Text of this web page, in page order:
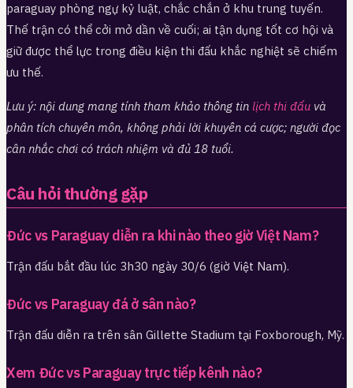
paraguay phòng ngự kỷ luật, chắc chắn ở khu trung tuyến.
Thế trận có thể cởi mở dần về cuối; ai tận dụng tốt cơ hội và
giữ được thể lực trong điều kiện thi đấu khắc nghiệt sẽ chiếm
ưu thế.
Lưu ý: nội dung mang tính tham khảo thông tin lịch thi đấu và
phân tích chuyên môn, không phải lời khuyên cá cược; người đọc
cân nhắc chơi có trách nhiệm và đủ 18 tuổi.
Câu hỏi thường gặp
Đức vs Paraguay diễn ra khi nào theo giờ Việt Nam?
Trận đấu bắt đầu lúc 3h30 ngày 30/6 (giờ Việt Nam).
Đức vs Paraguay đá ở sân nào?
Trận đấu diễn ra trên sân Gillette Stadium tại Foxborough, Mỹ.
Xem Đức vs Paraguay trực tiếp kênh nào?